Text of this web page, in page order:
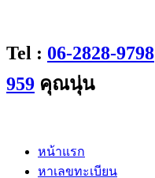
Tel : 06-2828-9798
959 คุณนุ่น
หน้าแรก
หาเลขทะเบียน